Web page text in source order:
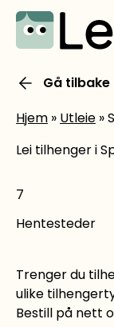
Gå tilbake
Hjem » Utleie »
Lei tilhenger i
7
Hentesteder
Trenger du
ulike
Bestill på nett